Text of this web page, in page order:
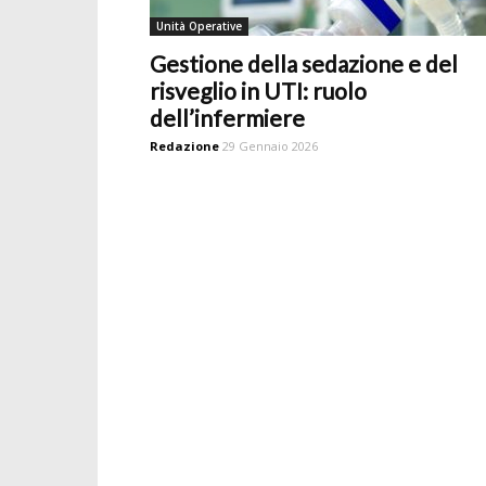
Unità Operative
Gestione della sedazione e del
risveglio in UTI: ruolo
dell’infermiere
Redazione 29 Gennaio 2026